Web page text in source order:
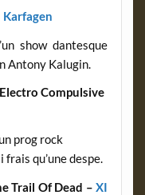
Karfagen
show dantesque
Antony Kalugin.
Electro Compulsive
prog rock
qu’une despe.
Trail Of Dead –XI